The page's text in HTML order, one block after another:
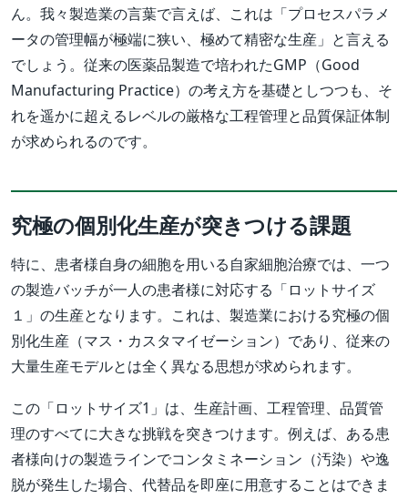
ん。我々製造業の言葉で言えば、これは「プロセスパラメ
ータの管理幅が極端に狭い、極めて精密な生産」と言える
でしょう。従来の医薬品製造で培われたGMP（Good
Manufacturing Practice）の考え方を基礎としつつも、そ
れを遥かに超えるレベルの厳格な工程管理と品質保証体制
が求められるのです。
究極の個別化生産が突きつける課題
特に、患者様自身の細胞を用いる自家細胞治療では、一つ
の製造バッチが一人の患者様に対応する「ロットサイズ
１」の生産となります。これは、製造業における究極の個
別化生産（マス・カスタマイゼーション）であり、従来の
大量生産モデルとは全く異なる思想が求められます。
この「ロットサイズ1」は、生産計画、工程管理、品質管
理のすべてに大きな挑戦を突きつけます。例えば、ある患
者様向けの製造ラインでコンタミネーション（汚染）や逸
脱が発生した場合、代替品を即座に用意することはできま